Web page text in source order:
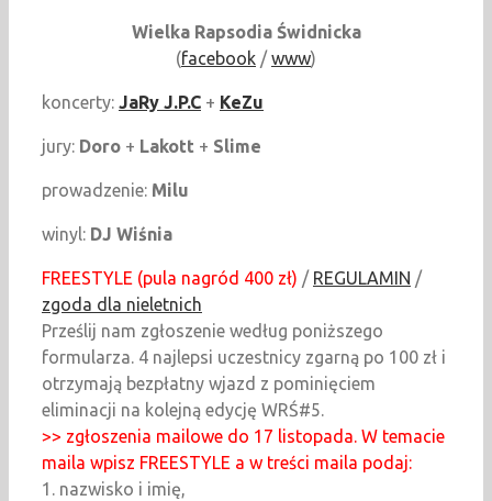
Wielka Rapsodia Świdnicka
(facebook /www)
koncerty: JaRy J.P.C + KeZu
jury: Doro + Lakott + Slime
prowadzenie: Milu
winyl: DJ Wiśnia
FREESTYLE (pula nagród 400 zł) / REGULAMIN /
zgoda dla nieletnich
Prześlij nam zgłoszenie według poniższego
formularza. 4 najlepsi uczestnicy zgarną po 100 zł i
otrzymają bezpłatny wjazd z pominięciem
eliminacji na kolejną edycję WRŚ#5.
>> zgłoszenia mailowe do 17 listopada. W temacie
maila wpisz FREESTYLE a w treści maila podaj:
1. nazwisko i imię,